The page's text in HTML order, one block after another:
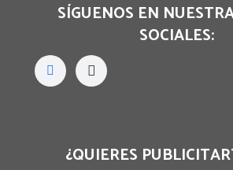
SÍGUENOS EN
SOCIALES:
¿QUIERES